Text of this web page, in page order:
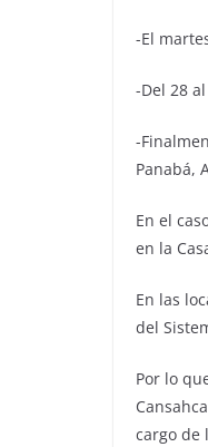
-El
-Del 28
-
Panabá,
En el
en la
En las
del
Por lo
cargo de